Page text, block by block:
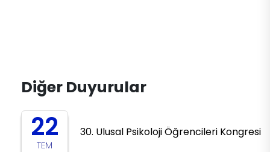
Diğer Duyurular
22
TEM
30. Ulusal Psikoloji Öğrencileri Kongresi